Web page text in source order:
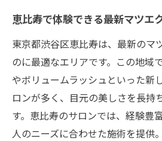
初めての方におすすめ！
忙しい女性にぴったり
効果的なマツエクの選
日常生活に取り入れる
手軽に始めるための基
恵比寿のサロンで体験
恵比寿で体験できる最新マツエ
東京都渋谷区恵比寿は、最新のマ
のに最適なエリアです。この地域
やボリュームラッシュといった新
ロンが多く、目元の美しさを長持
す。恵比寿のサロンでは、経験豊
人のニーズに合わせた施術を提供